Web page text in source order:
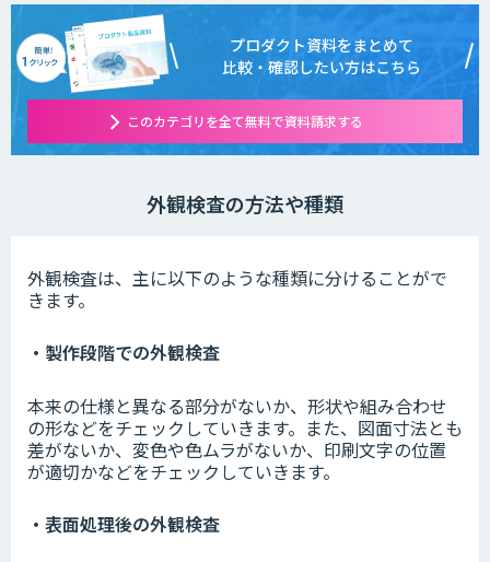
プロダクト資料をまとめて
比較・確認したい方はこちら
このカテゴリを全て無料で資料請求する
外観検査の方法や種類
外観検査は、主に以下のような種類に分けることがで
きます。
・製作段階での外観検査
本来の仕様と異なる部分がないか、形状や組み合わせ
の形などをチェックしていきます。また、図面寸法とも
差がないか、変色や色ムラがないか、印刷文字の位置
が適切かなどをチェックしていきます。
・表面処理後の外観検査